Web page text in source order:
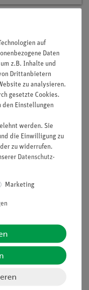
ergänzen, ist es
Teil einzusetzen oder
bearbeiten zu
aber einmal
für das Verständnis
auf dem Tisch,
möglich und keine
dadurch
auf
Daten
z.B. Inhalte und
Drittanbietern
zu analysieren.
gesetzte Cookies.
Einstellungen
werden. Sie
die Einwilligung zu
zu widerrufen.
Daten­schutz­
Marketing